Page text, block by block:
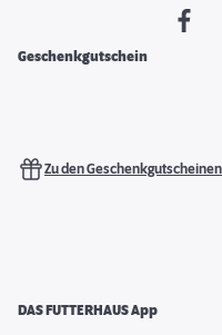
Geschenkgutschein
Zu den Geschenkgutscheinen
DAS FUTTERHAUS App